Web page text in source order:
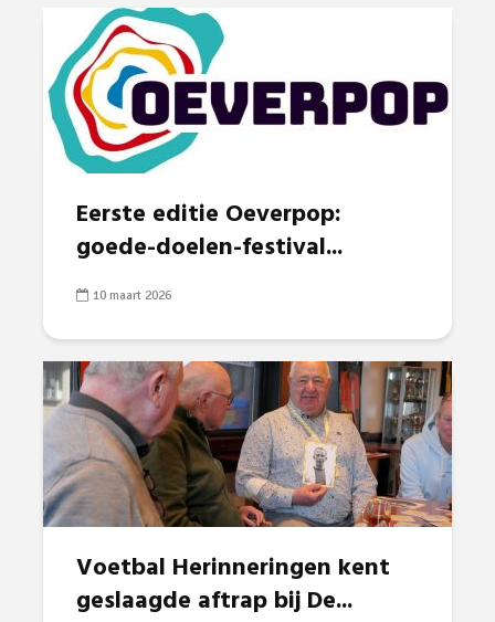
Eerste editie Oeverpop:
goede-doelen-festival...
10 maart 2026
Voetbal Herinneringen kent
geslaagde aftrap bij De...